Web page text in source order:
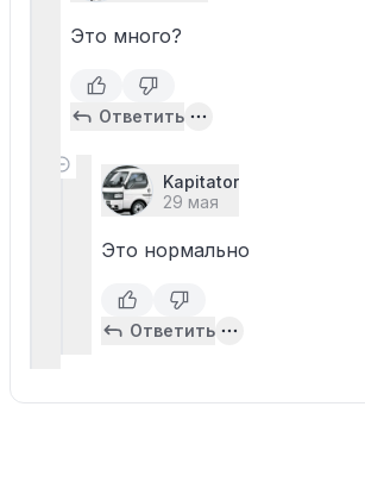
Это много?
Ответить
Kapitator
29 мая
Это нормально
Ответить